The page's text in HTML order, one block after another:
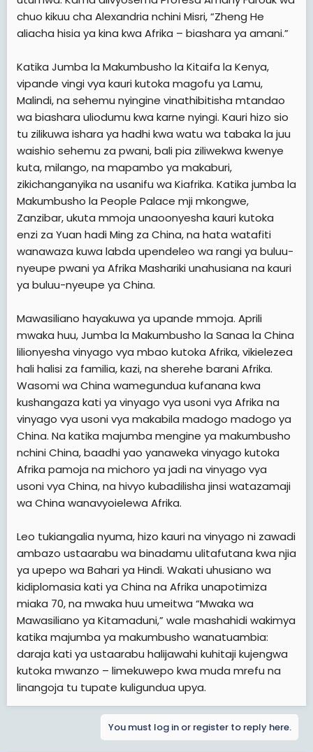
chuo kikuu cha Alexandria nchini Misri, “Zheng He
aliacha hisia ya kina kwa Afrika – biashara ya amani.”
Katika Jumba la Makumbusho la Kitaifa la Kenya,
vipande vingi vya kauri kutoka magofu ya Lamu,
Malindi, na sehemu nyingine vinathibitisha mtandao
wa biashara uliodumu kwa karne nyingi. Kauri hizo sio
tu zilikuwa ishara ya hadhi kwa watu wa tabaka la juu
waishio sehemu za pwani, bali pia ziliwekwa kwenye
kuta, milango, na mapambo ya makaburi,
zikichanganyika na usanifu wa Kiafrika. Katika jumba la
Makumbusho la People Palace mji mkongwe,
Zanzibar, ukuta mmoja unaoonyesha kauri kutoka
enzi za Yuan hadi Ming za China, na hata watafiti
wanawaza kuwa labda upendeleo wa rangi ya buluu-
nyeupe pwani ya Afrika Mashariki unahusiana na kauri
ya buluu-nyeupe ya China.
Mawasiliano hayakuwa ya upande mmoja. Aprili
mwaka huu, Jumba la Makumbusho la Sanaa la China
lilionyesha vinyago vya mbao kutoka Afrika, vikielezea
hali halisi za familia, kazi, na sherehe barani Afrika.
Wasomi wa China wamegundua kufanana kwa
kushangaza kati ya vinyago vya usoni vya Afrika na
vinyago vya usoni vya makabila madogo madogo ya
China. Na katika majumba mengine ya makumbusho
nchini China, baadhi yao yanaweka vinyago kutoka
Afrika pamoja na michoro ya jadi na vinyago vya
usoni vya China, na hivyo kubadilisha jinsi watazamaji
wa China wanavyoielewa Afrika.
Leo tukiangalia nyuma, hizo kauri na vinyago ni zawadi
ambazo ustaarabu wa binadamu ulitafutana kwa njia
ya upepo wa Bahari ya Hindi. Wakati uhusiano wa
kidiplomasia kati ya China na Afrika unapotimiza
miaka 70, na mwaka huu umeitwa “Mwaka wa
Mawasiliano ya Kitamaduni,” wale mashahidi wakimya
katika majumba ya makumbusho wanatuambia:
daraja kati ya ustaarabu halijawahi kuhitaji kujengwa
kutoka mwanzo – limekuwepo kwa muda mrefu na
linangoja tu tupate kuligundua upya.
You must log in or register to reply here.